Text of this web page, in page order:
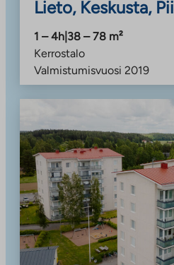
Lieto, Keskusta,
1 – 4h 38 – 78 m²
Kerrostalo
Valmistumisvuosi 2019